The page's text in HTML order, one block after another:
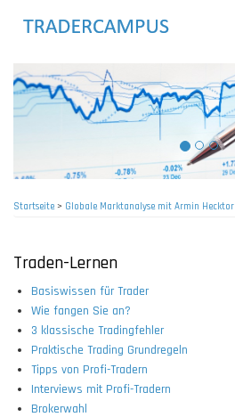
Startseite> Globale Marktanalyse mit Armin Hecktor
Traden-Lernen
Basiswissen für Trader
Wie fangen Sie an?
3 klassische Tradingfehler
Praktische Trading Grundregeln
Tipps von Profi-Tradern
Interviews mit Profi-Tradern
Brokerwahl